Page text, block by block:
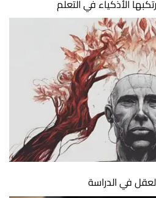
في الدراسة